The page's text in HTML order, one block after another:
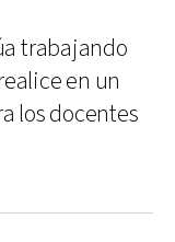
trabajando
en un
los docentes